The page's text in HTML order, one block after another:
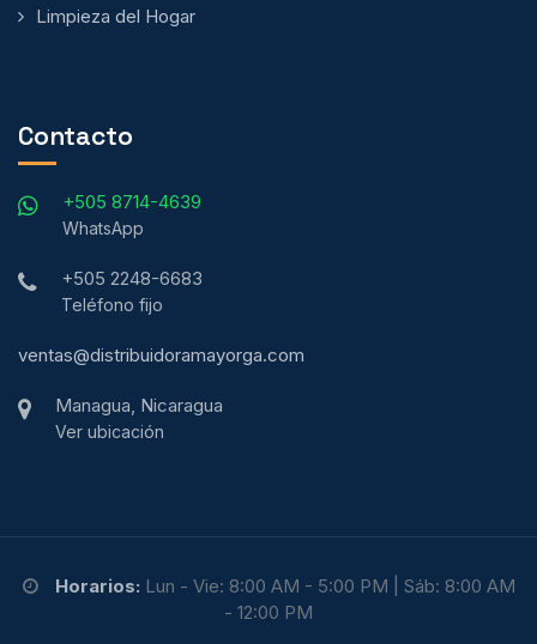
Limpieza del Hogar
Contacto
+505 8714-4639
WhatsApp
+505 2248-6683
Teléfono fijo
ventas@distribuidoramayorga.com
Managua, Nicaragua
Ver ubicación
Horarios: Lun - Vie: 8:00 AM - 5:00 PM | Sáb: 8:00 AM
- 12:00 PM